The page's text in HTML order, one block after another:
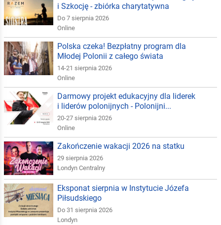
i Szkocję - zbiórka charytatywna
Do 7 sierpnia 2026
Online
Polska czeka! Bezpłatny program dla
Młodej Polonii z całego świata
14-21 sierpnia 2026
Online
Darmowy projekt edukacyjny dla liderek
i liderów polonijnych - Polonijni...
20-27 sierpnia 2026
Online
Zakończenie wakacji 2026 na statku
29 sierpnia 2026
Londyn Centralny
Eksponat sierpnia w Instytucie Józefa
Piłsudskiego
Do 31 sierpnia 2026
Londyn